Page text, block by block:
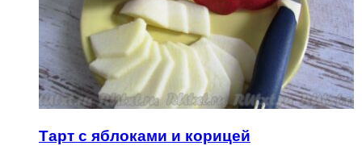
Тарт с яблоками и корицей